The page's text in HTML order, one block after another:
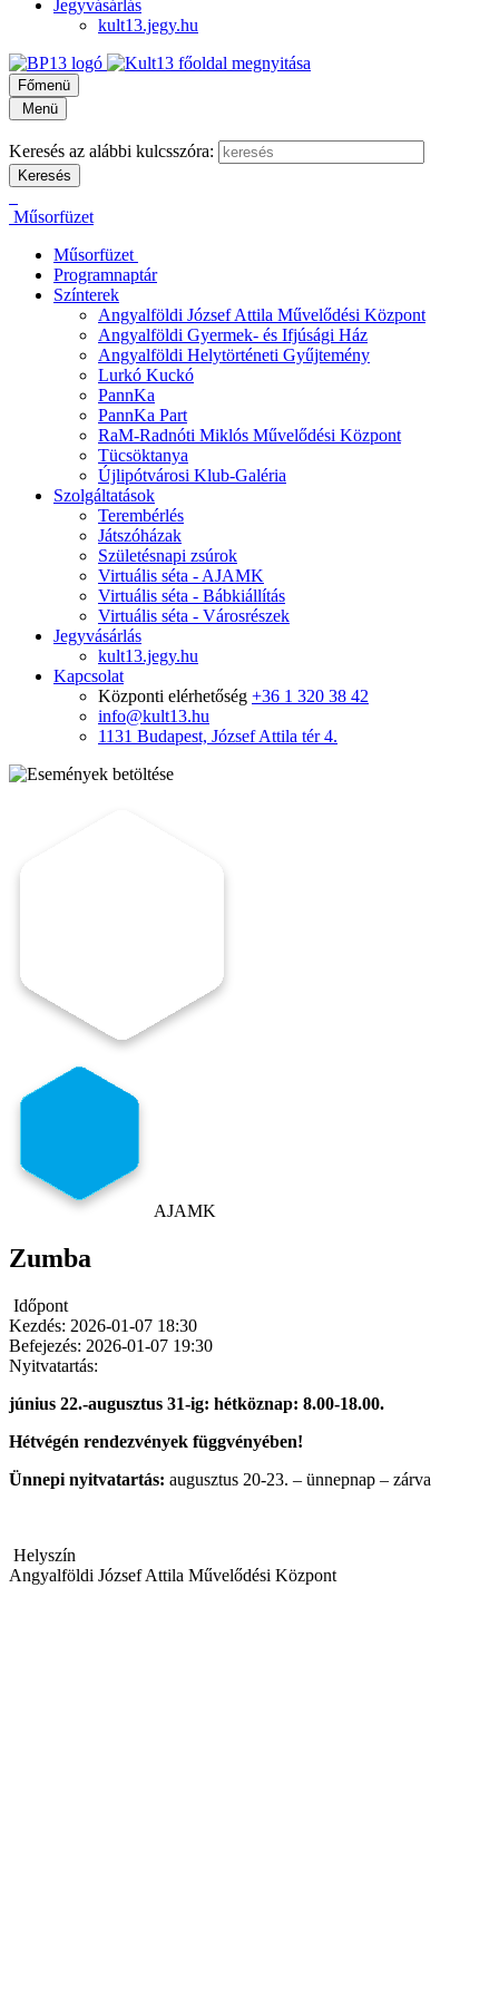
Jegyvásárlás
kult13.jegy.hu
Főmenü
Menü
Keresés az alábbi kulcsszóra:
Műsorfüzet
Műsorfüzet
Programnaptár
Színterek
Angyalföldi József Attila Művelődési Központ
Angyalföldi Gyermek- és Ifjúsági Ház
Angyalföldi Helytörténeti Gyűjtemény
Lurkó Kuckó
PannKa
PannKa Part
RaM-Radnóti Miklós Művelődési Központ
Tücsöktanya
Újlipótvárosi Klub-Galéria
Szolgáltatások
Terembérlés
Játszóházak
Születésnapi zsúrok
Virtuális séta - AJAMK
Virtuális séta - Bábkiállítás
Virtuális séta - Városrészek
Jegyvásárlás
kult13.jegy.hu
Kapcsolat
Központi elérhetőség +36 1 320 38 42
info@kult13.hu
1131 Budapest, József Attila tér 4.
AJAMK
Zumba
Időpont
Kezdés: 2026-01-07 18:30
Befejezés: 2026-01-07 19:30
Nyitvatartás:
június 22.-augusztus 31-ig: hétköznap: 8.00-18.00.
Hétvégén rendezvények függvényében!
Ünnepi nyitvatartás: augusztus 20-23. – ünnepnap – zárva
Helyszín
Angyalföldi József Attila Művelődési Központ